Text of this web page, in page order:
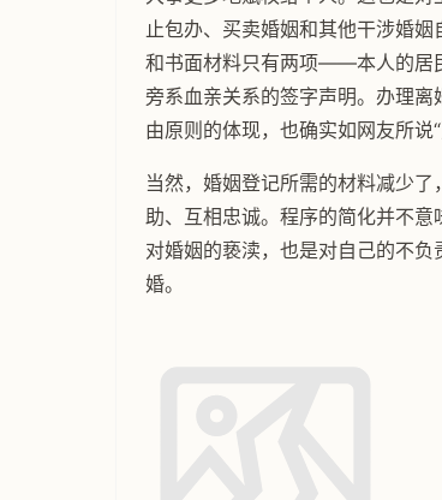
止包办、买卖婚姻和其他干涉婚
和书面材料只有两项——本人的居
旁系血亲关系的签字声明。办理
由原则的体现，也确实如网友所说“
当然，婚姻登记所需的材料减少
助、互相忠诚。程序的简化并不
对婚姻的亵渎，也是对自己的不
婚。